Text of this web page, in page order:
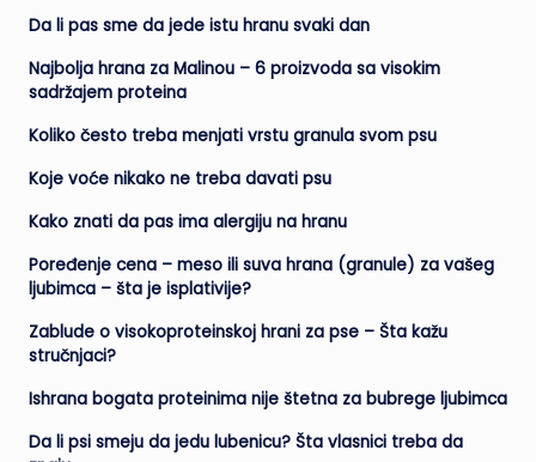
Da li pas sme da jede istu hranu svaki dan
Najbolja hrana za Malinou – 6 proizvoda sa visokim
sadržajem proteina
Koliko često treba menjati vrstu granula svom psu
Koje voće nikako ne treba davati psu
Kako znati da pas ima alergiju na hranu
Poređenje cena – meso ili suva hrana (granule) za vašeg
ljubimca – šta je isplativije?
Zablude o visokoproteinskoj hrani za pse – Šta kažu
stručnjaci?
Ishrana bogata proteinima nije štetna za bubrege ljubimca
Da li psi smeju da jedu lubenicu? Šta vlasnici treba da